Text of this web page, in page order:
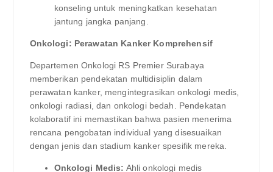
konseling untuk meningkatkan kesehatan
jantung jangka panjang.
Onkologi: Perawatan Kanker Komprehensif
Departemen Onkologi RS Premier Surabaya
memberikan pendekatan multidisiplin dalam
perawatan kanker, mengintegrasikan onkologi medis,
onkologi radiasi, dan onkologi bedah. Pendekatan
kolaboratif ini memastikan bahwa pasien menerima
rencana pengobatan individual yang disesuaikan
dengan jenis dan stadium kanker spesifik mereka.
Onkologi Medis: Ahli onkologi medis